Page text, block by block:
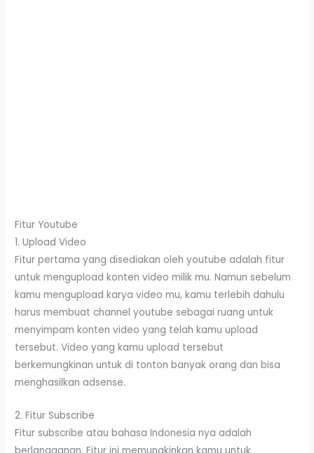
Fitur Youtube
1. Upload Video
Fitur pertama yang disediakan oleh youtube adalah fitur
untuk mengupload konten video milik mu. Namun sebelum
kamu mengupload karya video mu, kamu terlebih dahulu
harus membuat channel youtube sebagai ruang untuk
menyimpam konten video yang telah kamu upload
tersebut. Video yang kamu upload tersebut
berkemungkinan untuk di tonton banyak orang dan bisa
menghasilkan adsense.
2. Fitur Subscribe
Fitur subscribe atau bahasa Indonesia nya adalah